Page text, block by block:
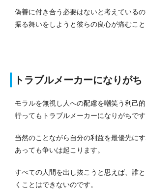
偽善に付き合う必要はないと考えている
振る舞いをしようと彼らの良心が痛むこと
トラブルメーカーになりがち
モラルを無視し人への配慮を嘲笑う利己
行ってもトラブルメーカーになりがちです
当然のことながら自分の利益を最優先に
あっても争いは起こります。
すべての人間を出し抜こうと思えば、誰
くことはできないのです。